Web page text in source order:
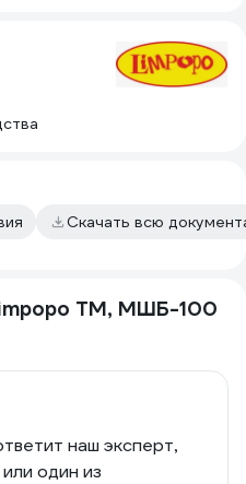
Скачать всю
ТМ, МШБ-100
наш эксперт,
один из